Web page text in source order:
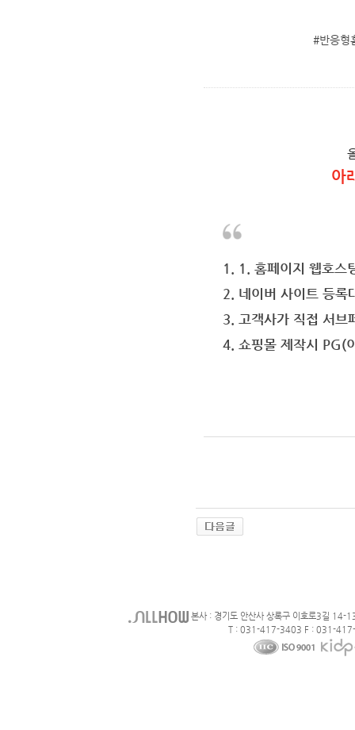
#반응형
아
1. 1. 홈페이지 웹호스
2. 네이버 사이트 등록
3. 고객사가 직접 서브
4. 쇼핑몰 제작시 PG(
본사 : 경기도 안산사 상록구 이호로3길 14-
T : 031-417-3403 F : 031-